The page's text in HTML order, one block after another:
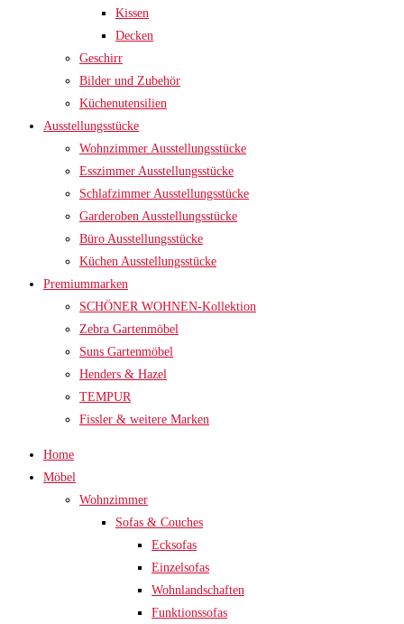
Kissen
Decken
Geschirr
Bilder und Zubehör
Küchenutensilien
Ausstellungsstücke
Wohnzimmer Ausstellungsstücke
Esszimmer Ausstellungsstücke
Schlafzimmer Ausstellungsstücke
Garderoben Ausstellungsstücke
Büro Ausstellungsstücke
Küchen Ausstellungsstücke
Premiummarken
SCHÖNER WOHNEN-Kollektion
Zebra Gartenmöbel
Suns Gartenmöbel
Henders & Hazel
TEMPUR
Fissler & weitere Marken
Home
Möbel
Wohnzimmer
Sofas & Couches
Ecksofas
Einzelsofas
Wohnlandschaften
Funktionssofas